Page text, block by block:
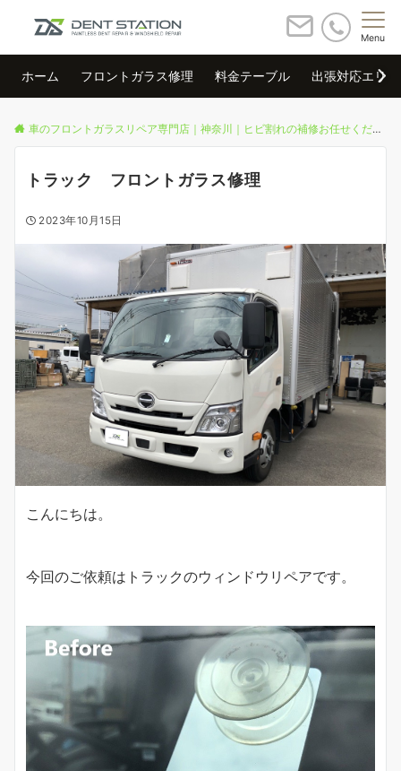
Menu
ホーム フロントガラス修理 料金テーブル 出張対応エリア
車のフロントガラスリペア専門店｜神奈川｜ヒビ割れの補修お任せください
トラック フロントガラス修理
2023年10月15日
こんにちは。
今回のご依頼はトラックのウィンドウリペアです。